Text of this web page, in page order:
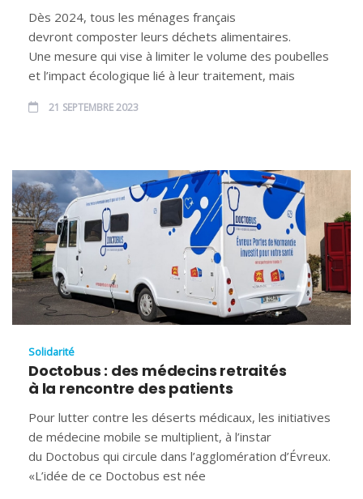
Dès 2024, tous les ménages français
devront composter leurs déchets alimentaires.
Une mesure qui vise à limiter le volume des poubelles
et l’impact écologique lié à leur traitement, mais
21 SEPTEMBRE 2023
Solidarité
Doctobus : des médecins retraités
à la rencontre des patients
Pour lutter contre les déserts médicaux, les initiatives
de médecine mobile se multiplient, à l’instar
du Doctobus qui circule dans l’agglomération d’Évreux.
«L’idée de ce Doctobus est née